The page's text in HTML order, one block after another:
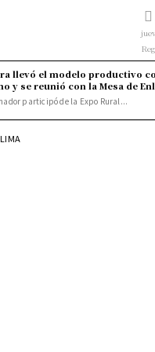
llevó el modelo productivo
y se reunió con la Mesa de
participó de la Expo Rural...